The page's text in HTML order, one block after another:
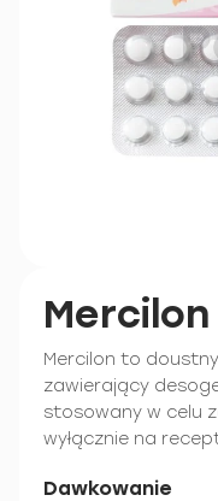
Mercilon
Mercilon to
zawierający
stosowany w celu
wyłącznie na
Dawkowanie